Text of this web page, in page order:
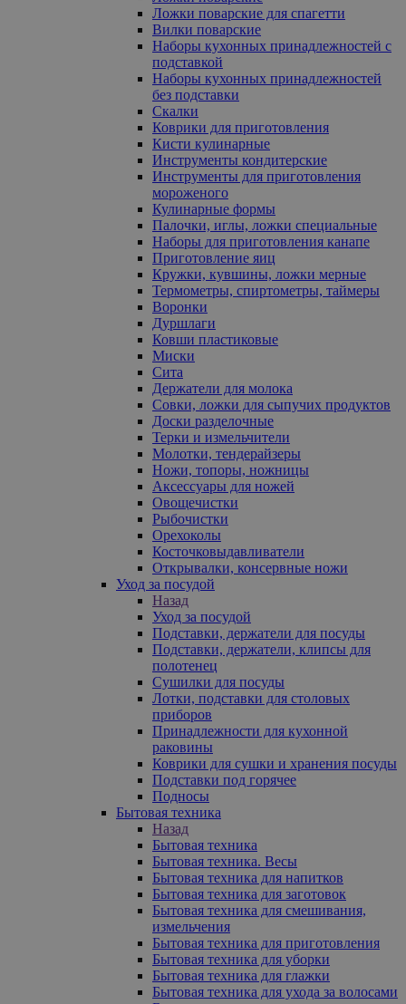
Ложки поварские для спагетти
Вилки поварские
Наборы кухонных принадлежностей с
подставкой
Наборы кухонных принадлежностей
без подставки
Скалки
Коврики для приготовления
Кисти кулинарные
Инструменты кондитерские
Инструменты для приготовления
мороженого
Кулинарные формы
Палочки, иглы, ложки специальные
Наборы для приготовления канапе
Приготовление яиц
Кружки, кувшины, ложки мерные
Термометры, спиртометры, таймеры
Воронки
Дуршлаги
Ковши пластиковые
Миски
Сита
Держатели для молока
Совки, ложки для сыпучих продуктов
Доски разделочные
Терки и измельчители
Молотки, тендерайзеры
Ножи, топоры, ножницы
Аксессуары для ножей
Овощечистки
Рыбочистки
Орехоколы
Косточковыдавливатели
Открывалки, консервные ножи
Уход за посудой
Назад
Уход за посудой
Подставки, держатели для посуды
Подставки, держатели, клипсы для
полотенец
Сушилки для посуды
Лотки, подставки для столовых
приборов
Принадлежности для кухонной
раковины
Коврики для сушки и хранения посуды
Подставки под горячее
Подносы
Бытовая техника
Назад
Бытовая техника
Бытовая техника. Весы
Бытовая техника для напитков
Бытовая техника для заготовок
Бытовая техника для смешивания,
измельчения
Бытовая техника для приготовления
Бытовая техника для уборки
Бытовая техника для глажки
Бытовая техника для ухода за волосами